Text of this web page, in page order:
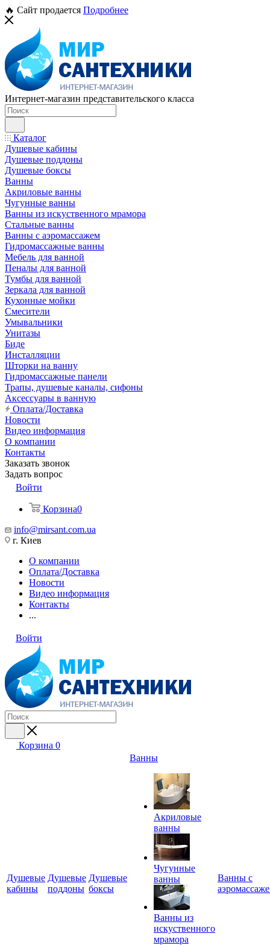
🔥 Сайт продается Подробнее
Интернет-магазин представительского класса
Каталог
Душевые кабины
Душевые поддоны
Душевые боксы
Ванны
Акриловые ванны
Чугунные ванны
Ванны из искуственного мрамора
Стальные ванны
Ванны с аэромассажем
Гидромассажные ванны
Мебель для ванной
Пеналы для ванной
Тумбы для ванной
Зеркала для ванной
Кухонные мойки
Смесители
Умывальники
Унитазы
Биде
Инсталляции
Шторки на ванну
Гидромассажные панели
Трапы, душевые каналы, сифоны
Аксессуары в ванную
Оплата/Доставка
Новости
Видео информация
О компании
Контакты
Заказать звонок
Задать вопрос
Войти
Корзина0
info@mirsant.com.ua
г. Киев
О компании
Оплата/Доставка
Новости
Видео информация
Контакты
...
Войти
Корзина 0
Душевые
кабины
Душевые
поддоны
Душевые
боксы
Ванны
Акриловые
ванны
Чугунные
ванны
Ванны из
искуственного
мрамора
Ванны с